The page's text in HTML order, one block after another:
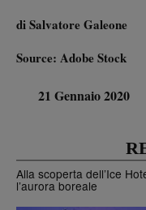
di Salvatore Galeone
Source: Adobe Stock
21 Gennaio 2020
Alla scoperta dell’Ice
l’aurora boreale